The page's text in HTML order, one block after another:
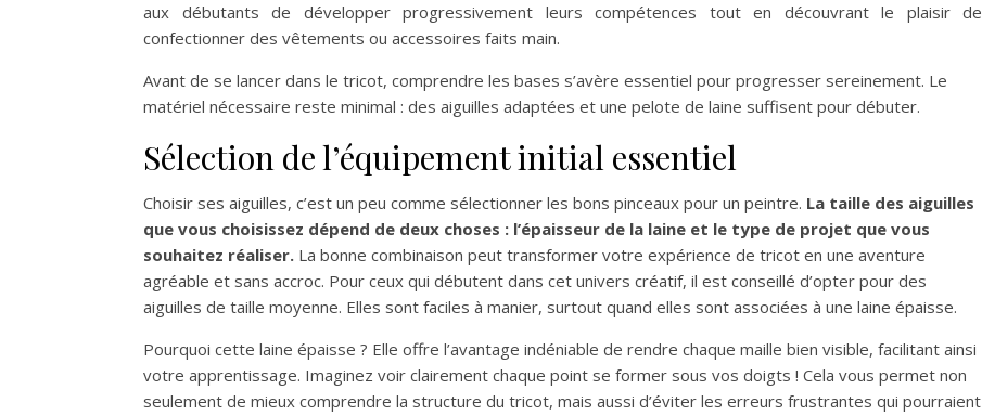
aux débutants de développer progressivement leurs compétences tout en découvrant le plaisir de
confectionner des vêtements ou accessoires faits main.
Avant de se lancer dans le tricot, comprendre les bases s’avère essentiel pour progresser sereinement. Le
matériel nécessaire reste minimal : des aiguilles adaptées et une pelote de laine suffisent pour débuter.
Sélection de l’équipement initial essentiel
Choisir ses aiguilles, c’est un peu comme sélectionner les bons pinceaux pour un peintre. La taille des aiguilles
que vous choisissez dépend de deux choses : l’épaisseur de la laine et le type de projet que vous
souhaitez réaliser. La bonne combinaison peut transformer votre expérience de tricot en une aventure
agréable et sans accroc. Pour ceux qui débutent dans cet univers créatif, il est conseillé d’opter pour des
aiguilles de taille moyenne. Elles sont faciles à manier, surtout quand elles sont associées à une laine épaisse.
Pourquoi cette laine épaisse ? Elle offre l’avantage indéniable de rendre chaque maille bien visible, facilitant ainsi
votre apprentissage. Imaginez voir clairement chaque point se former sous vos doigts ! Cela vous permet non
seulement de mieux comprendre la structure du tricot, mais aussi d’éviter les erreurs frustrantes qui pourraient